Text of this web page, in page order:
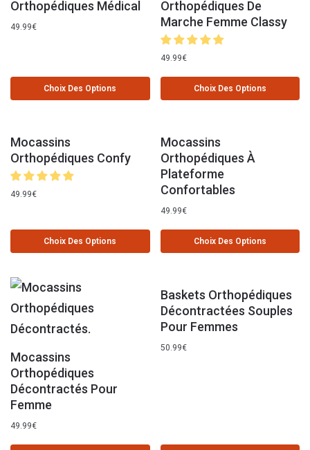
Orthopédiques Médical
49.99€
Choix Des Options
Orthopédiques De
Marche Femme Classy
49.99€
Choix Des Options
Mocassins
Orthopédiques Confy
49.99€
Choix Des Options
Mocassins
Orthopédiques À
Plateforme
Confortables
49.99€
Choix Des Options
Mocassins
Orthopédiques
Décontractés Pour
Femme
49.99€
Baskets Orthopédiques
Décontractées Souples
Pour Femmes
50.99€